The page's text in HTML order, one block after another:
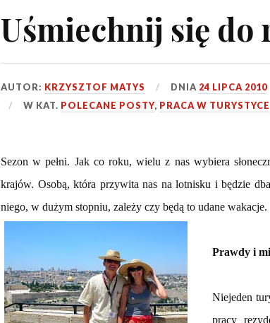
Uśmiechnij się do
AUTOR: KRZYSZTOF MATYS DNIA 24 LIPCA 2010
W KAT. POLECANE POSTY, PRACA W TURYSTYCE
Sezon w pełni. Jak co roku, wielu z nas wybiera
krajów. Osobą, która przywita nas na lotnisku i będzie
niego, w dużym stopniu, zależy czy będą to udane wakacje.
Prawdy i
Niejeden
pracy